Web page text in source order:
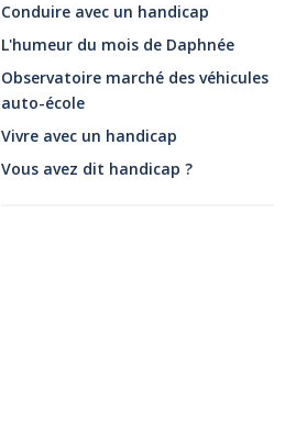
Conduire avec un handicap
L'humeur du mois de Daphnée
Observatoire marché des véhicules
auto-école
Vivre avec un handicap
Vous avez dit handicap ?